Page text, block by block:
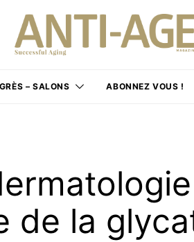
– SALONS ABONNEZ VOUS !
de la